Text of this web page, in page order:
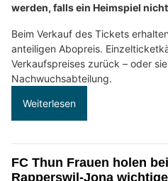
werden, falls ein Heimspiel
Beim Verkauf des Tickets
anteiligen Abopreis.
Verkaufspreises zurück – oder
Nachwuchsabteilung.
Weiterlesen
FC Thun Frauen holen
Rapperswil-Jona